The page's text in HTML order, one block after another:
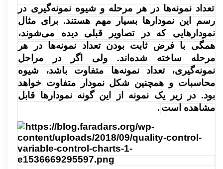
تعداد نمونه‌ها در هر مرحله و شیوه نمونه‌گیری در
رسم این نمودارها بسیار مهم هستند. برای مثال
نمودارهایی که در تصاویر قبلی دیده می‌شوند،
همگی با فرض ثابت بودن تعداد نمونه‌ها در هر
مرحله ساخته شده‌اند. ولی اگر در مراحل
نمونه‌گیری، تعداد نمونه‌ها متفاوت باشد،‌ شیوه
محاسبات و همچنین شکل نمودار متفاوت خواهد
بود. در زیر یک نمونه از این گونه نمودارها قابل
مشاهده است .